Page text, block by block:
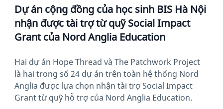
Dự án cộng đồng của học sinh BIS Hà Nội
nhận được tài trợ từ quỹ Social Impact
Grant của Nord Anglia Education
Hai dự án Hope Thread và The Patchwork Project
là hai trong số 24 dự án trên toàn hệ thống Nord
Anglia được lựa chọn nhận tài trợ Social Impact
Grant từ quỹ hỗ trợ của Nord Anglia Education.